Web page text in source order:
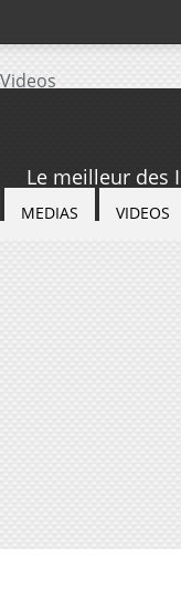
Le meilleur des
MEDIAS VIDEOS